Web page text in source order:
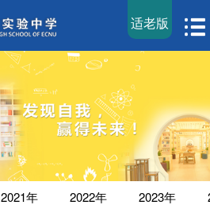
适老版
2021年 2022年 2023年